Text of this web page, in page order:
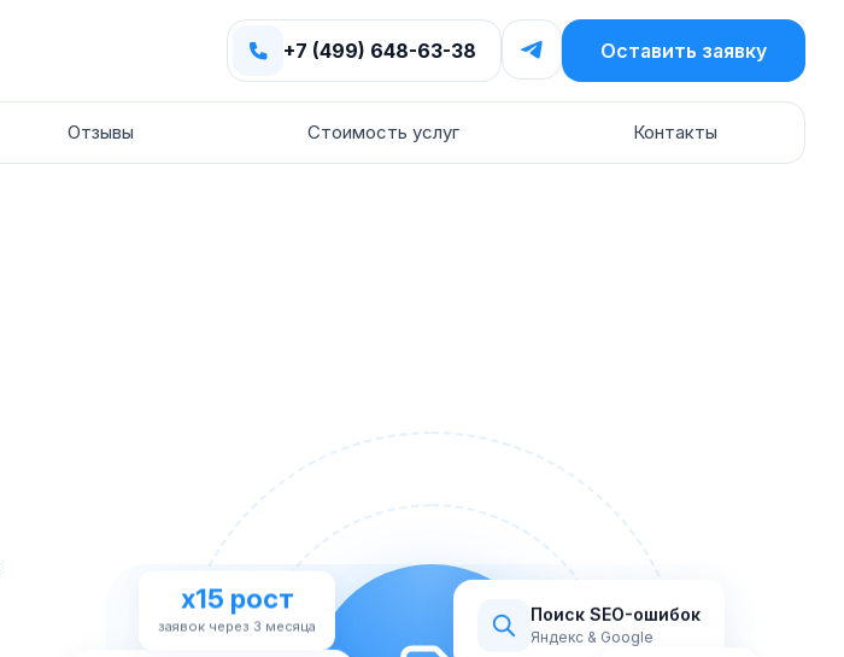
+7 (499) 648-63-38 Оставить заявку
Отзывы Стоимость услуг Контакты
Поиск SEO-ошибок
Яндекс & Google
x15 рост
заявок через 3 месяца